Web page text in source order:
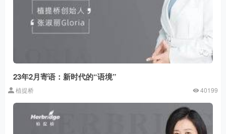
23年2月寄语：新时代的“语境”
植提桥 40199